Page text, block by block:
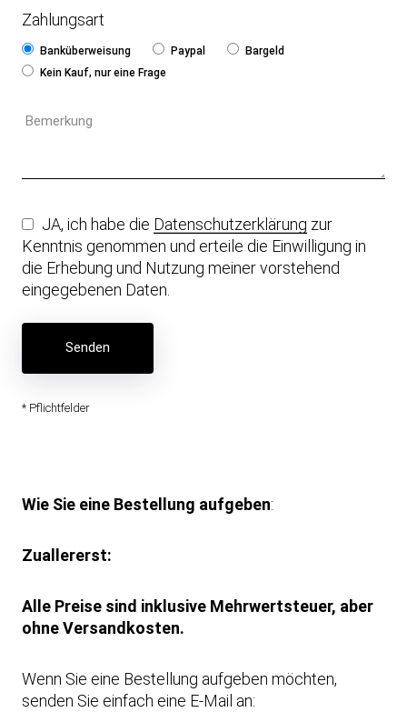
Zahlungsart
Banküberweisung Paypal
Bargeld
Kein Kauf, nur eine Frage
JA, ich habe die Datenschutzerklärung zur
Kenntnis genommen und erteile die Einwilligung in
die Erhebung und Nutzung meiner vorstehend
eingegebenen Daten.
* Pflichtfelder
Wie Sie eine Bestellung aufgeben:
Zuallererst:
Alle Preise sind inklusive Mehrwertsteuer, aber
ohne Versandkosten.
Wenn Sie eine Bestellung aufgeben möchten,
senden Sie einfach eine E-Mail an: